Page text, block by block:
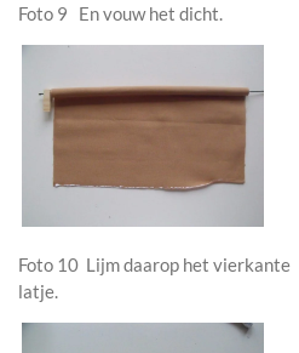
Foto 9 En vouw het dicht.
Foto 10 Lijm daarop het vierkante